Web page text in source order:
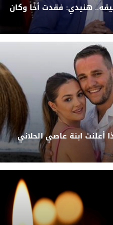
هنيدي: فقدت أخًا وكان
أعلنت ابنة عاصي الحلاني